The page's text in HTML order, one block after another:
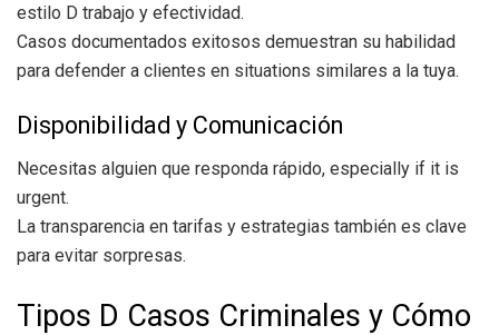
estilo D trabajo y efectividad.
Casos documentados exitosos demuestran su habilidad
para defender a clientes en situations similares a la tuya.
Disponibilidad y Comunicación
Necesitas alguien que responda rápido, especially if it is
urgent.
La transparencia en tarifas y estrategias también es clave
para evitar sorpresas.
Tipos D Casos Criminales y Cómo